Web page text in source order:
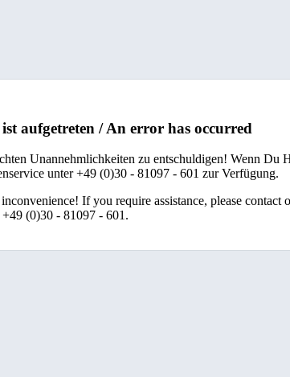
aufgetreten / An error has occurred
Unannehmlichkeiten zu entschuldigen! Wenn Du
unter +49 (0)30 - 81097 - 601 zur Verfügung.
If you require assistance, please contact
(0)30 - 81097 - 601.